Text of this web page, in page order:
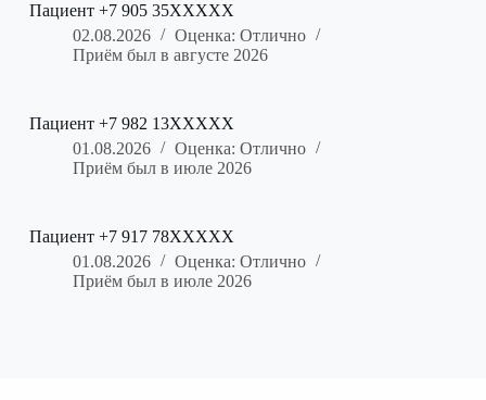
Пациент +7 905 35XXXXX
02.08.2026
Оценка: Отлично
Приём был в августе 2026
Пациент +7 982 13XXXXX
01.08.2026
Оценка: Отлично
Приём был в июле 2026
Пациент +7 917 78XXXXX
01.08.2026
Оценка: Отлично
Приём был в июле 2026